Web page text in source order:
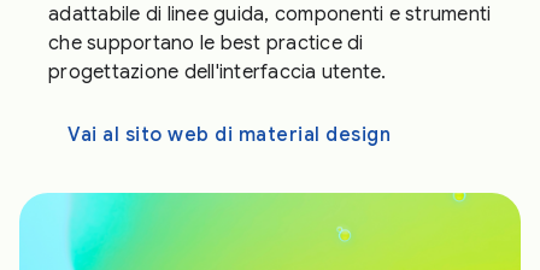
adattabile di linee guida, componenti e strumenti
che supportano le best practice di
progettazione dell'interfaccia utente.
Vai al sito web di material design